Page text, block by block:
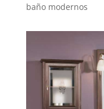
baño modernos